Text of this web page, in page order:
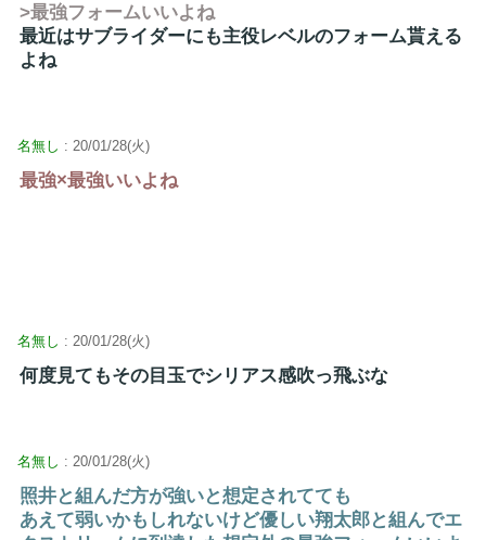
>最強フォームいいよね
最近はサブライダーにも主役レベルのフォーム貰える
よね
名無し : 20/01/28(火)
最強×最強いいよね
名無し : 20/01/28(火)
何度見てもその目玉でシリアス感吹っ飛ぶな
名無し : 20/01/28(火)
照井と組んだ方が強いと想定されてても
あえて弱いかもしれないけど優しい翔太郎と組んでエ